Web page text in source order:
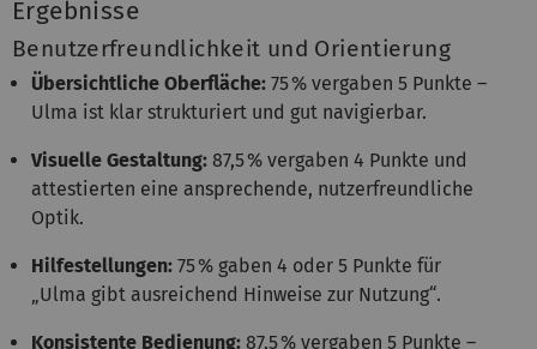
Ergebnisse
Benutzerfreundlichkeit und Orientierung
Übersichtliche Oberfläche: 75 % vergaben 5 Punkte –
Ulma ist klar strukturiert und gut navigierbar.
Visuelle Gestaltung: 87,5 % vergaben 4 Punkte und
attestierten eine ansprechende, nutzerfreundliche
Optik.
Hilfestellungen: 75 % gaben 4 oder 5 Punkte für
„Ulma gibt ausreichend Hinweise zur Nutzung“.
Konsistente Bedienung: 87,5 % vergaben 5 Punkte –